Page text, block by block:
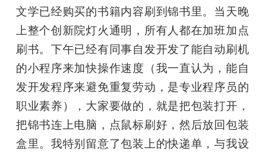
文学已经购买的书籍内容刷到锦书里。当天晚
上整个创新院灯火通明，所有人都在加班加点
刷书。下午已经有同事自发开发了能自动刷机
的小程序来加快操作速度（我一直认为，能自
发开发程序来避免重复劳动，是专业程序员的
职业素养），大家要做的，就是把包装打开，
把锦书连上电脑，点鼠标刷好，然后放回包装
盒里。我特别留意了包装上的快递单，与我设